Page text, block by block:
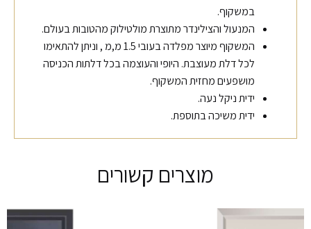
במשקוף.
המנעול והצילינדר מתוצרת מולטילוק מהטובות בעולם.
המשקוף מיוצר מפלדה בעובי 1.5 מ,מ , וניתן להתאימו
לכל דלת מעוצבת. היופי והעוצמה בכל דלתות הכניסה
מושפעים מחזית המשקוף.
ידית ניקל נעה.
ידית משיכה בתוספת.
מוצרים קשורים